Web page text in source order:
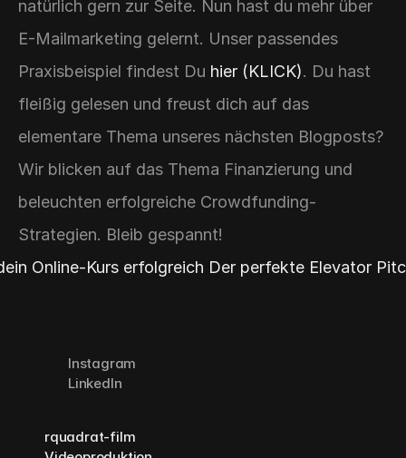
natürlich gern zur Seite. Nun hast du mehr über
E-Mailmarketing gelernt. Unser passendes
Praxisbeispiel findest Du hier (KLICK). Du hast
fleißig gelesen und freust dich auf das
elementare Thema unseres nächsten Blogposts?
Wir blicken auf das Thema Finanzierung und
beleuchten erfolgreiche Crowdfunding-
Strategien. Bleib gespannt!
Online-Kurs erfolgreich Der perfekte Elevator
Instagram
LinkedIn
rquadrat-film